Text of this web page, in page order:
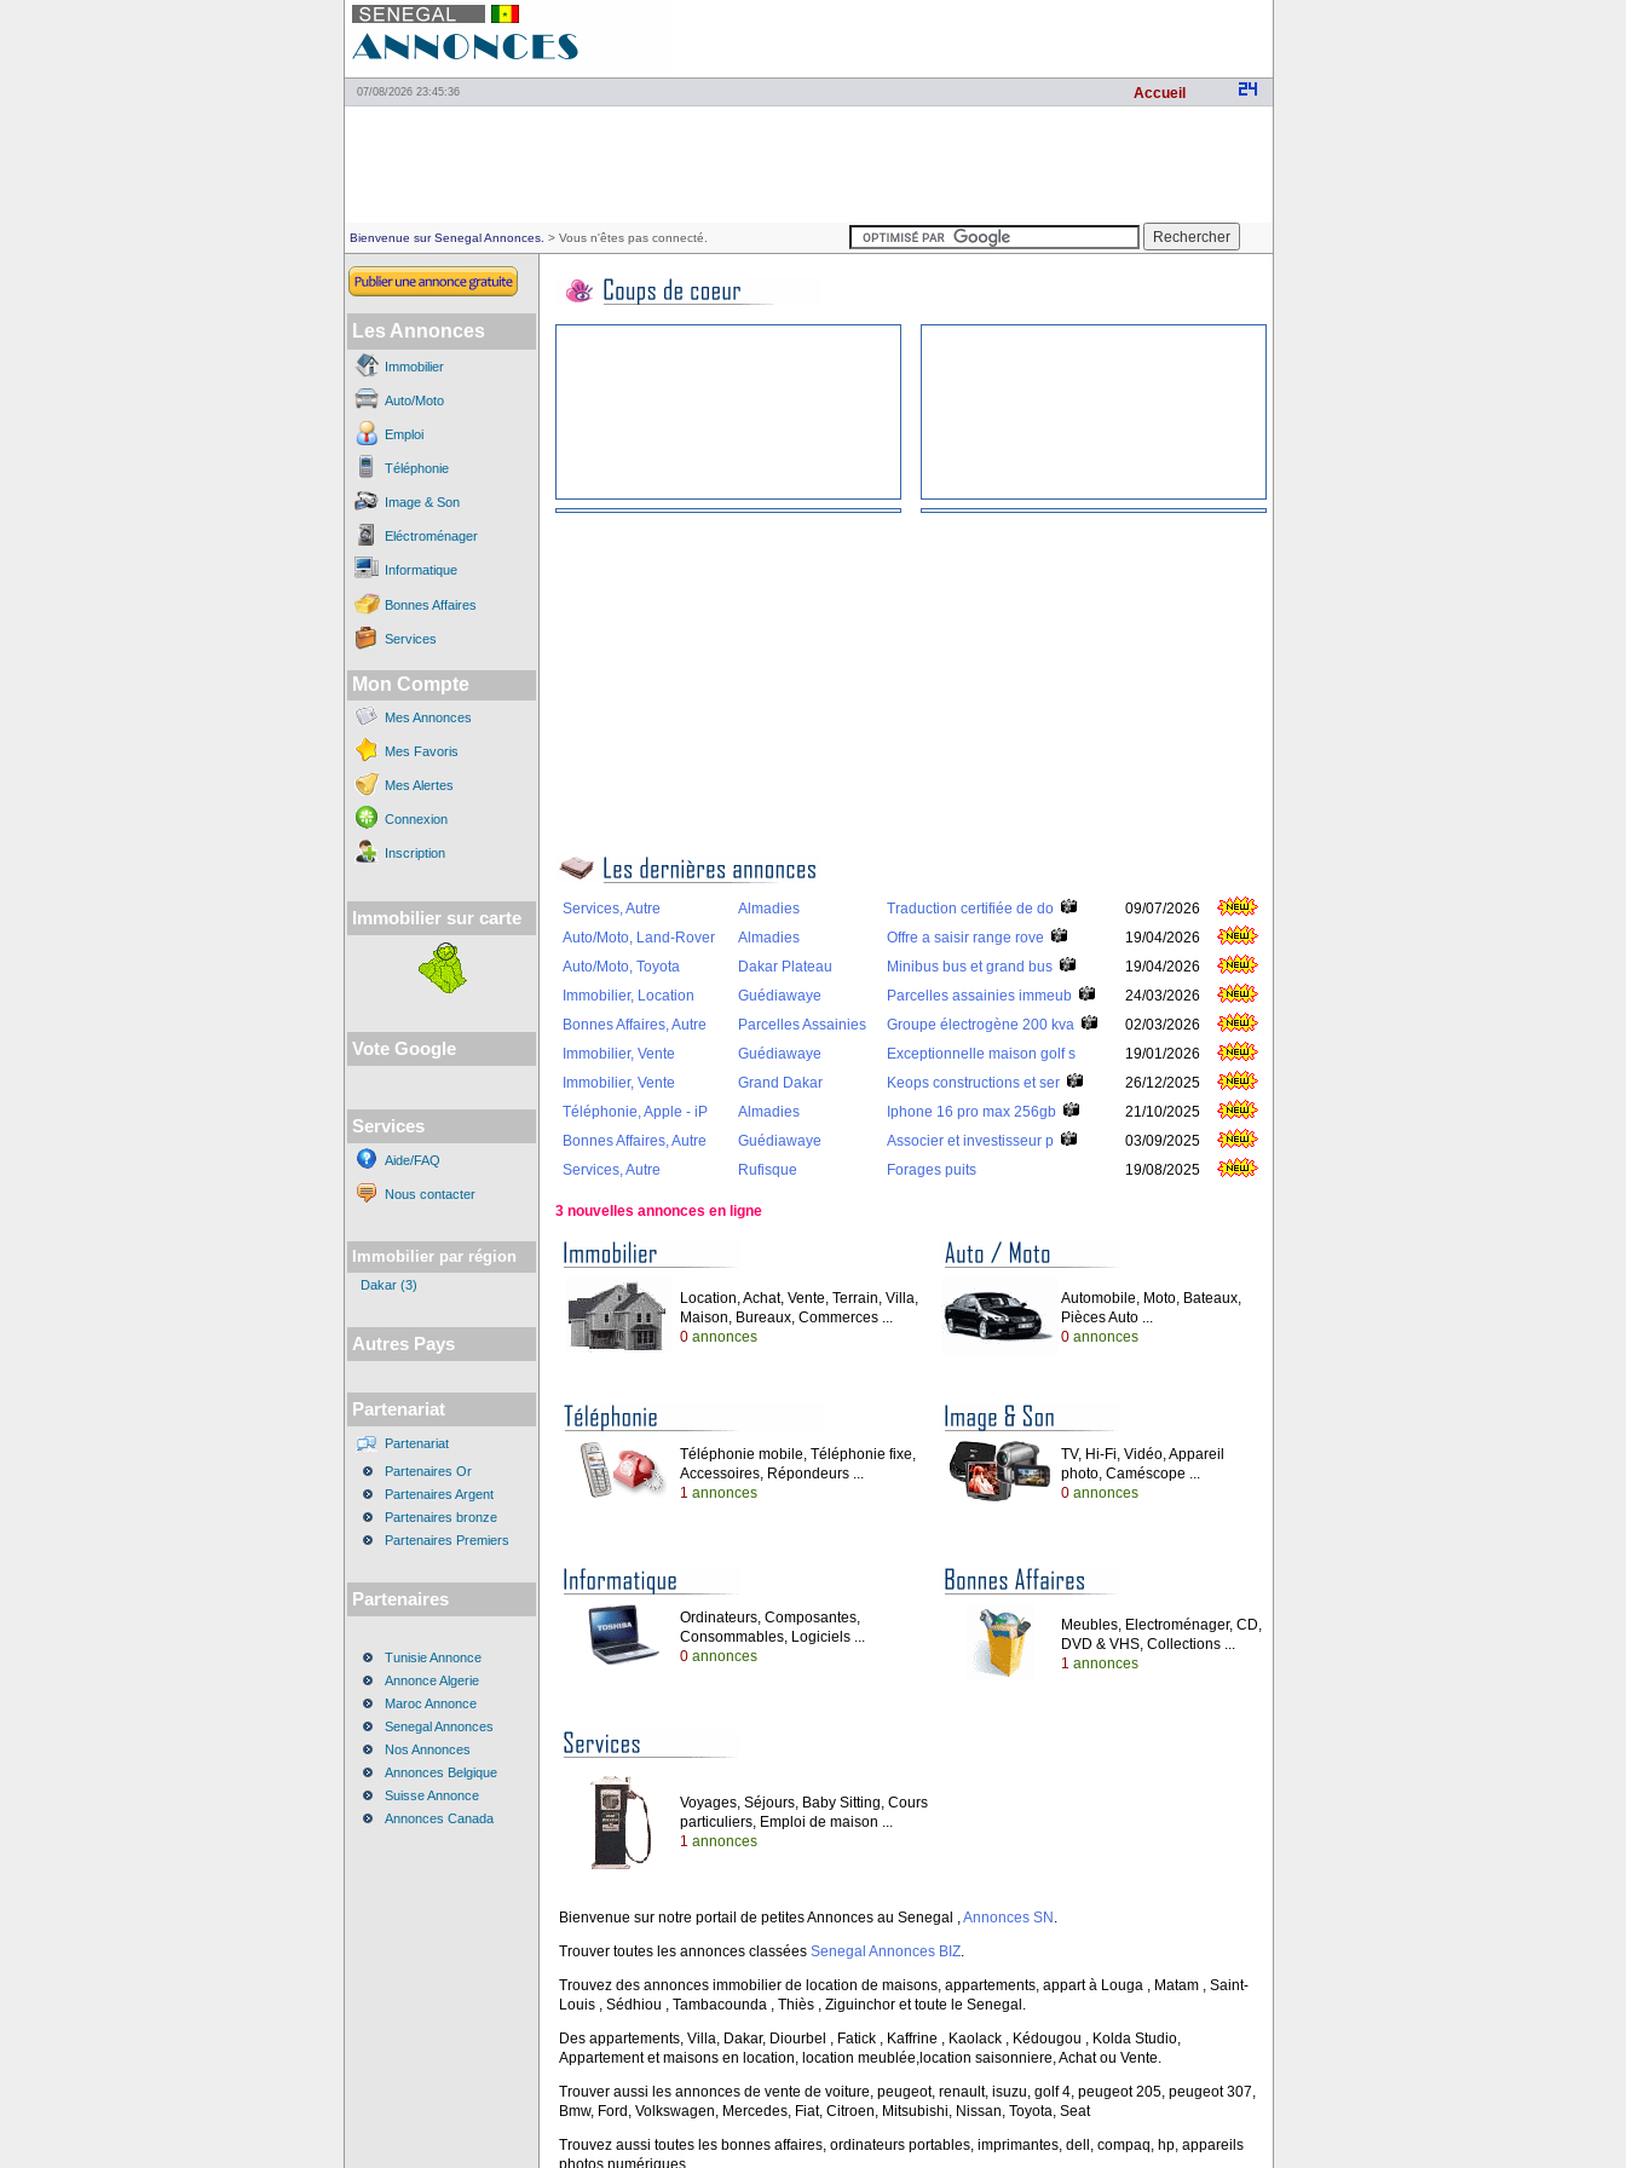
07/08/2026 23:45:36 Accueil
Bienvenue sur Senegal Annonces. > Vous n'êtes pas connecté.
Les Annonces
Immobilier
Auto/Moto
Emploi
Téléphonie
Image & Son
Eléctroménager
Informatique
Bonnes Affaires
Services
Mon Compte
Mes Annonces
Mes Favoris
Mes Alertes
Connexion
Inscription
Immobilier sur carte
Vote Google
Services
Aide/FAQ
Nous contacter
Immobilier par région
Dakar (3)
Autres Pays
Partenariat
Partenariat
Partenaires Or
Partenaires Argent
Partenaires bronze
Partenaires Premiers
Partenaires
Tunisie Annonce
Annonce Algerie
Maroc Annonce
Senegal Annonces
Nos Annonces
Annonces Belgique
Suisse Annonce
Annonces Canada
Services, Autre Almadies Traduction certifiée de do
09/07/2026
Auto/Moto, Land-Rover
Almadies Offre a saisir range rove
19/04/2026
Auto/Moto, Toyota
Dakar Plateau Minibus bus et grand bus
19/04/2026
Immobilier, Location
Guédiawaye Parcelles assainies immeub
24/03/2026
Bonnes Affaires, Autre
Parcelles Assainies Groupe électrogène 200 kva
02/03/2026
Immobilier, Vente
Guédiawaye Exceptionnelle maison golf s
19/01/2026
Immobilier, Vente
Grand Dakar Keops constructions et ser
26/12/2025
Téléphonie, Apple - iP
Almadies Iphone 16 pro max 256gb
21/10/2025
Bonnes Affaires, Autre
Guédiawaye Associer et investisseur p
03/09/2025
Services, Autre
Rufisque Forages puits 19/08/2025
3 nouvelles annonces en ligne
Location, Achat, Vente, Terrain, Villa,
Maison, Bureaux, Commerces ...
0 annonces
Automobile, Moto, Bateaux,
Pièces Auto ...
0 annonces
Téléphonie mobile, Téléphonie fixe,
Accessoires, Répondeurs ...
1 annonces
TV, Hi-Fi, Vidéo, Appareil
photo, Caméscope ...
0 annonces
Ordinateurs, Composantes,
Consommables, Logiciels ...
0 annonces
Meubles, Electroménager, CD,
DVD & VHS, Collections ...
1 annonces
Voyages, Séjours, Baby Sitting, Cours
particuliers, Emploi de maison ...
1 annonces
Bienvenue sur notre portail de petites Annonces au Senegal ,Annonces SN .
Trouver toutes les annonces classées Senegal Annonces BIZ.
Trouvez des annonces immobilier de location de maisons, appartements, appart à Louga , Matam , Saint-
Louis , Sédhiou , Tambacounda , Thiès , Ziguinchor et toute le Senegal.
Des appartements, Villa, Dakar, Diourbel , Fatick , Kaffrine , Kaolack , Kédougou , Kolda Studio,
Appartement et maisons en location, location meublée,location saisonniere, Achat ou Vente.
Trouver aussi les annonces de vente de voiture, peugeot, renault, isuzu, golf 4, peugeot 205, peugeot 307,
Bmw, Ford, Volkswagen, Mercedes, Fiat, Citroen, Mitsubishi, Nissan, Toyota, Seat
Trouvez aussi toutes les bonnes affaires, ordinateurs portables, imprimantes, dell, compaq, hp, appareils
photos numériques.